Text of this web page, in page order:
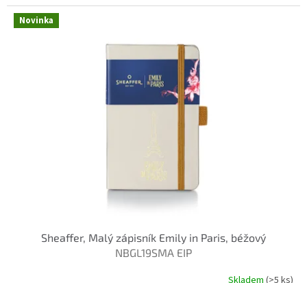
Novinka
Sheaffer, Malý zápisník Emily in Paris, béžový
NBGL19SMA EIP